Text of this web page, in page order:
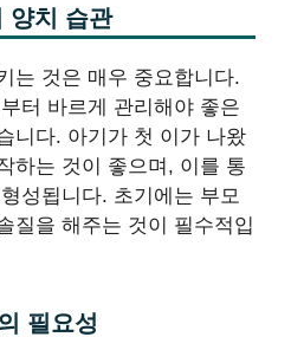
양치 습관
는 것은 매우 중요합니다.
터 바르게 관리해야 좋은
니다. 아기가 첫 이가 나왔
하는 것이 좋으며, 이를 통
성됩니다. 초기에는 부모
질을 해주는 것이 필수적입
필요성